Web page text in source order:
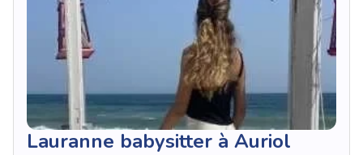
Lauranne babysitter à Auriol